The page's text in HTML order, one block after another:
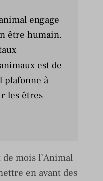
engage
être humain.
est de
plafonne à
les êtres
mois l’Animal
en avant des